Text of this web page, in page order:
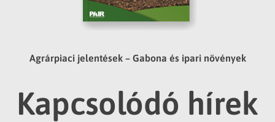
Agrárpiaci jelentések – Gabona és ipari növények
Kapcsolódó hírek